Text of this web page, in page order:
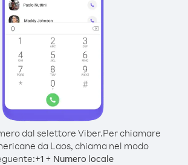
dal selettore Viber.Per chiamare
da Laos, chiama nel modo
+1+ Numero locale